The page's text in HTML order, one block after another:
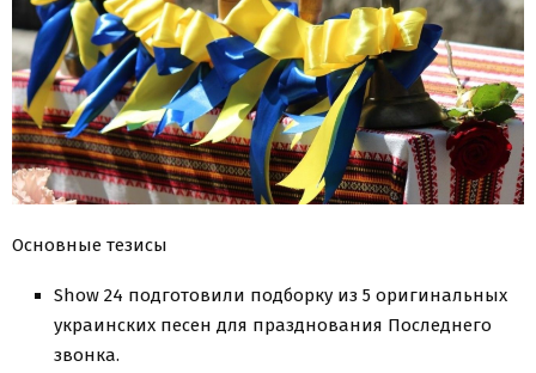
Основные тезисы
Show 24 подготовили подборку из 5 оригинальных
украинских песен для празднования Последнего
звонка.